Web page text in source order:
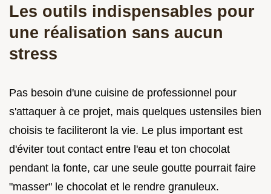
Les outils indispensables pour
une réalisation sans aucun
stress
Pas besoin d'une cuisine de professionnel pour
s'attaquer à ce projet, mais quelques ustensiles bien
choisis te faciliteront la vie. Le plus important est
d'éviter tout contact entre l'eau et ton chocolat
pendant la fonte, car une seule goutte pourrait faire
"masser" le chocolat et le rendre granuleux.